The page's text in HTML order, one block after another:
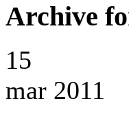
Archive
15
mar 2011